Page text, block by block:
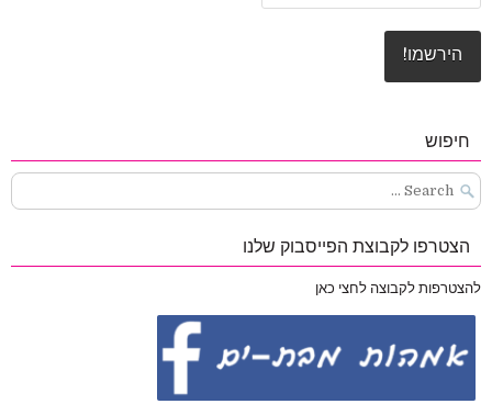
חיפוש
Search
for:
הצטרפו לקבוצת הפייסבוק שלנו
להצטרפות לקבוצה לחצי כאן